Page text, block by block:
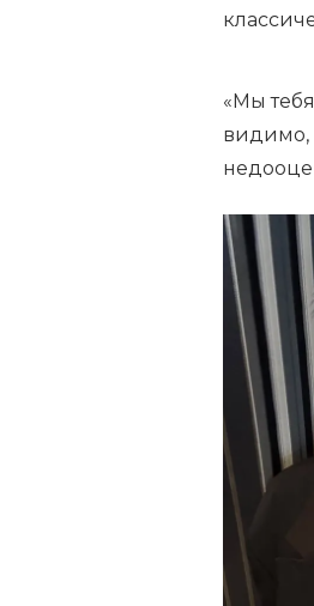
«Мы
видимо,